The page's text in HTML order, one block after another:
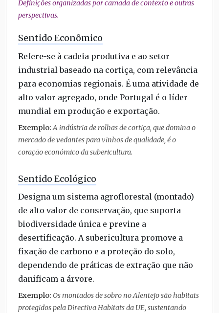
Definições organizadas por camada de contexto e outras
perspectivas.
Sentido Econômico
Refere-se à cadeia produtiva e ao setor
industrial baseado na cortiça, com relevância
para economias regionais. É uma atividade de
alto valor agregado, onde Portugal é o líder
mundial em produção e exportação.
Exemplo:A indústria de rolhas de cortiça, que domina o
mercado de vedantes para vinhos de qualidade, é o
coração económico da subericultura.
Sentido Ecológico
Designa um sistema agroflorestal (montado)
de alto valor de conservação, que suporta
biodiversidade única e previne a
desertificação. A subericultura promove a
fixação de carbono e a proteção do solo,
dependendo de práticas de extração que não
danificam a árvore.
Exemplo: Os montados de sobro no Alentejo são habitats
protegidos pela Directiva Habitats da UE, sustentando